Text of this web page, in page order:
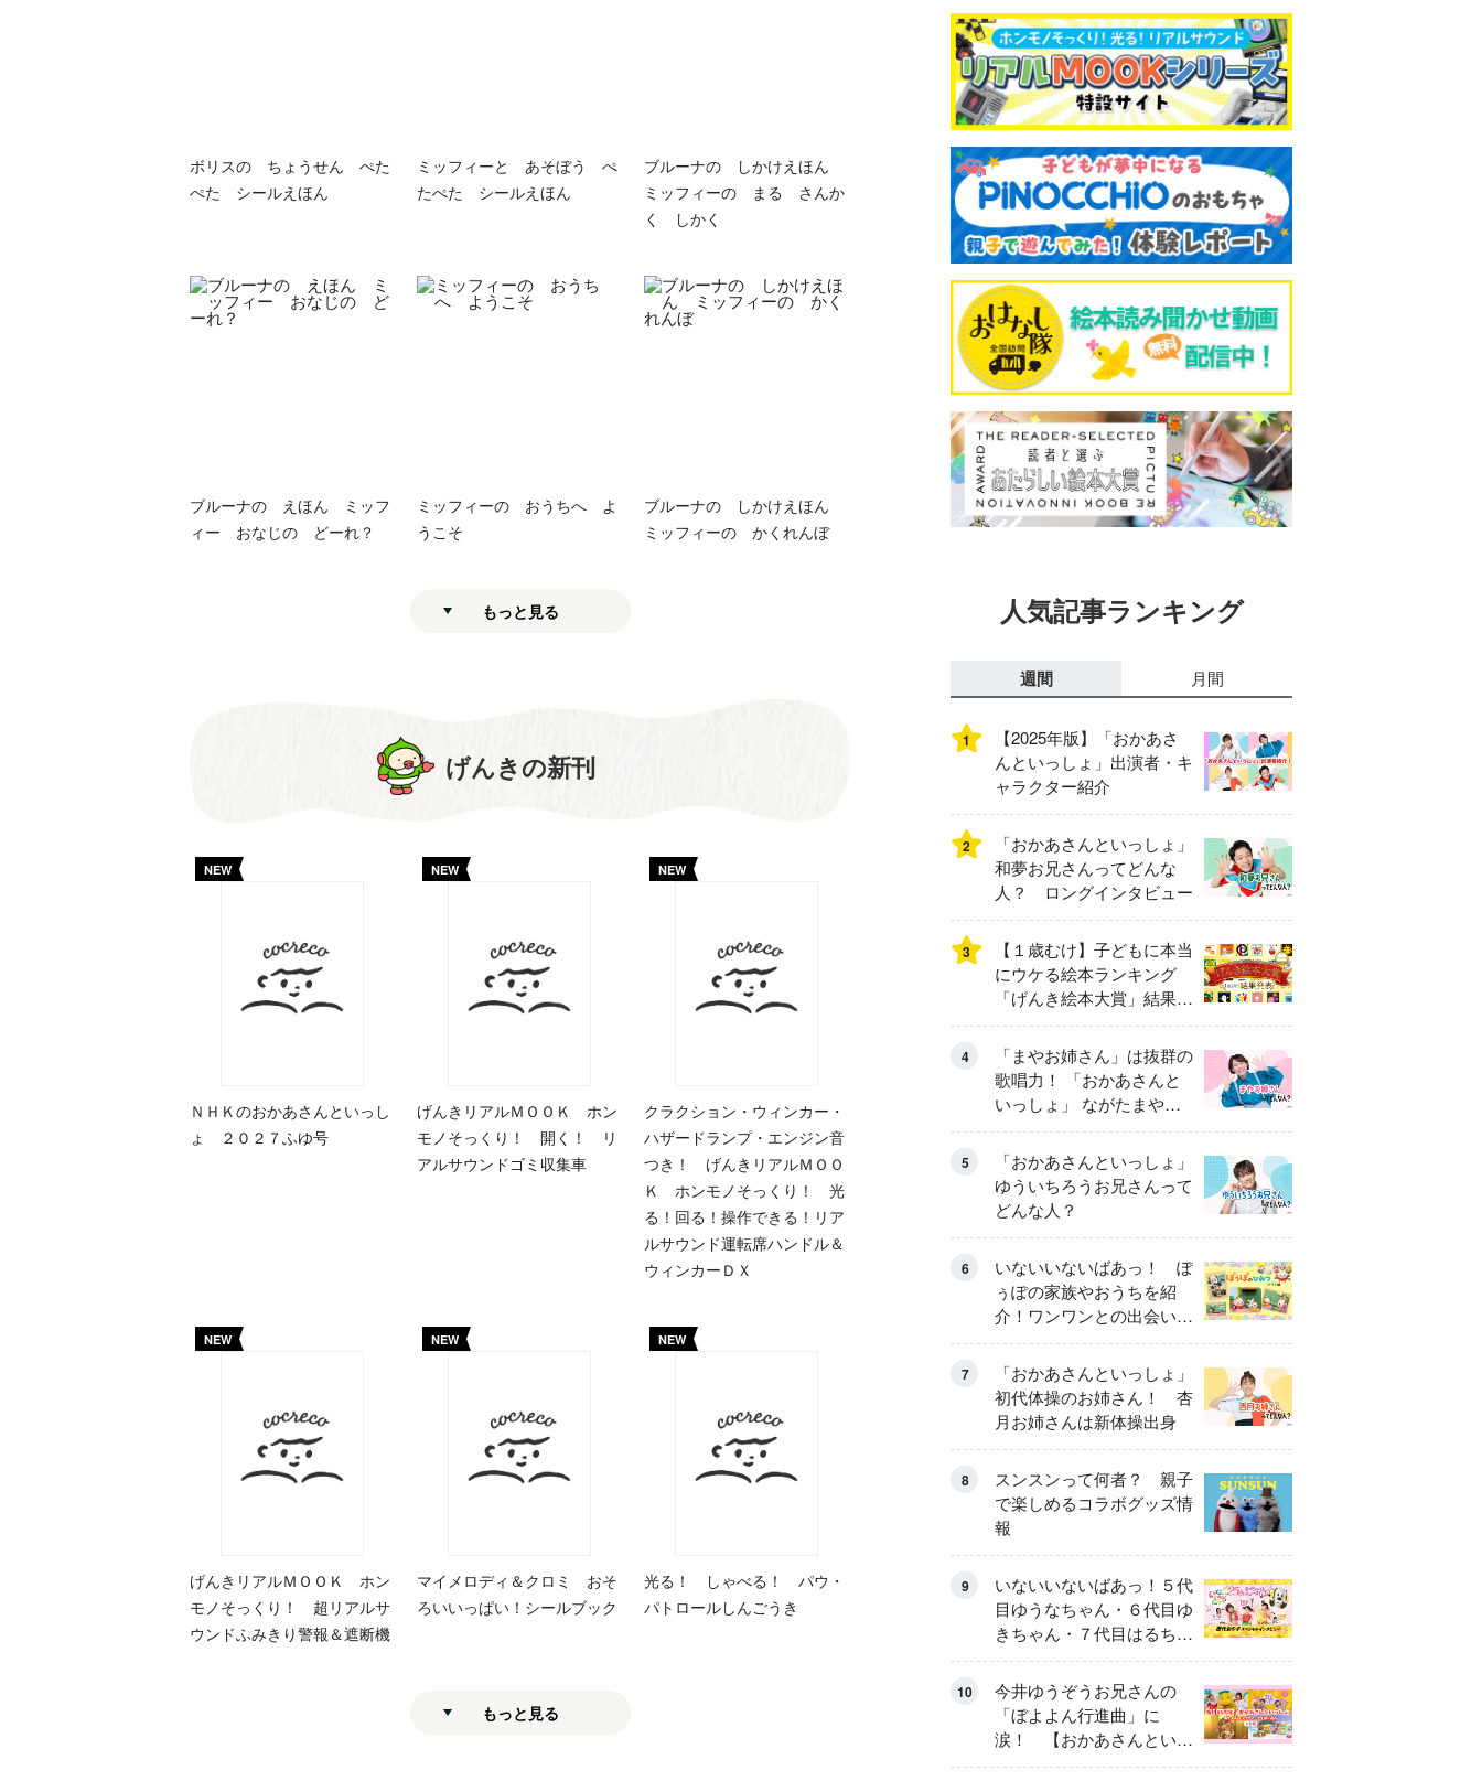
ボリスの ちょうせん ぺた
ぺた シールえほん
ミッフィーと あそぼう ぺ
たぺた シールえほん
ブルーナの しかけえほん
ミッフィーの まる さんか
く しかく
ブルーナの えほん ミッフ
ィー おなじの どーれ？
ミッフィーの おうちへ よ
うこそ
ブルーナの しかけえほん
ミッフィーの かくれんぼ
もっと見る
げんきの新刊
NEW
ＮＨＫのおかあさんといっし
ょ ２０２７ふゆ号
NEW
げんきリアルＭＯＯＫ ホン
モノそっくり！ 開く！ リ
アルサウンドゴミ収集車
NEW
クラクション・ウィンカー・
ハザードランプ・エンジン音
つき！ げんきリアルＭＯＯ
Ｋ ホンモノそっくり！ 光
る！回る！操作できる！リア
ルサウンド運転席ハンドル＆
ウィンカーＤＸ
NEW
げんきリアルＭＯＯＫ ホン
モノそっくり！ 超リアルサ
ウンドふみきり警報＆遮断機
NEW
マイメロディ＆クロミ おそ
ろいいっぱい！シールブック
NEW
光る！ しゃべる！ パウ・
パトロールしんごうき
もっと見る
人気記事ランキング
週間 月間
1
【2025年版】「おかあさ
んといっしょ」出演者・キ
ャラクター紹介
2
「おかあさんといっしょ」
和夢お兄さんってどんな
人？ ロングインタビュー
3
【１歳むけ】子どもに本当
にウケる絵本ランキング
「げんき絵本大賞」結果発
表
4
「まやお姉さん」は抜群の
歌唱力！ 「おかあさんと
いっしょ」 ながたまやさ
んってどんな人？
5
「おかあさんといっしょ」
ゆういちろうお兄さんって
どんな人？
6
いないいないばあっ！ ぽ
ぅぽの家族やおうちを紹
介！ワンワンとの出会いの
瞬間も
7
「おかあさんといっしょ」
初代体操のお姉さん！ 杏
月お姉さんは新体操出身
8
スンスンって何者？ 親子
で楽しめるコラボグッズ情
報
9
いないいないばあっ！５代
目ゆうなちゃん・６代目ゆ
きちゃん・７代目はるちゃ
ん スペシャルインタビュ
ー
10
今井ゆうぞうお兄さんの
「ぼよよん行進曲」に
涙！ 【おかあさんといっ
しょ65周年特別番組】